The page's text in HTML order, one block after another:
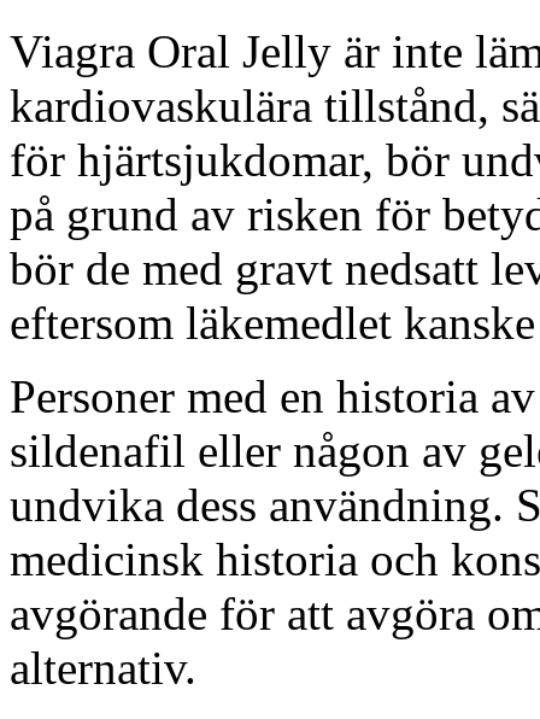
Viagra Oral Jelly är inte
kardiovaskulära tillstånd,
för hjärtsjukdomar, bör
på grund av risken för
bör de med gravt nedsatt
eftersom läkemedlet
Personer med en historia
sildenafil eller någon av
undvika dess användning.
medicinsk historia och
avgörande för att avgöra
alternativ.